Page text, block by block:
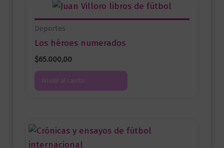
Deportes
Los héroes numerados
$65.000,00
Añadir al carrito